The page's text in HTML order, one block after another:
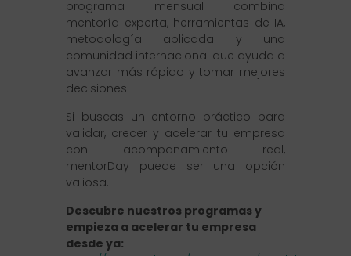
programa mensual combina
mentoría experta, herramientas de IA,
metodología aplicada y una
comunidad internacional que ayuda a
avanzar más rápido y tomar mejores
decisiones.
Si buscas un entorno práctico para
validar, crecer y acelerar tu empresa
con acompañamiento real,
mentorDay puede ser una opción
valiosa.
Descubre nuestros programas y
empieza a acelerar tu empresa
desde ya: